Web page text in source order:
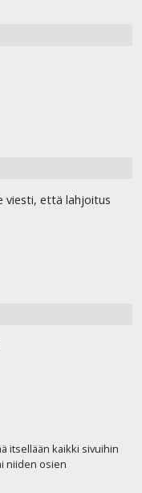
viesti, että lahjoitus
itsellään kaikki sivuihin
niiden osien